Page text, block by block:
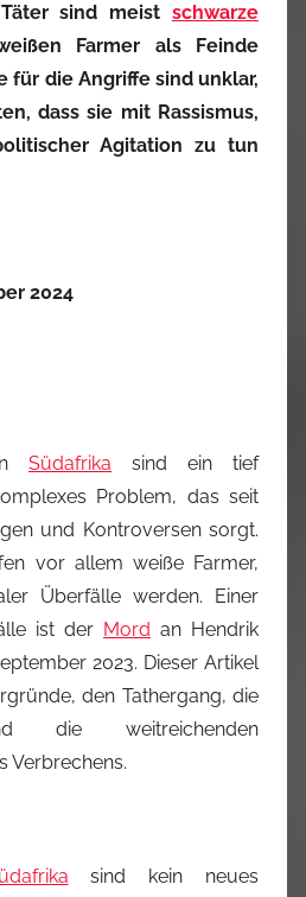
sind meist schwarze
Farmer als Feinde
für die Angriffe sind unklar,
dass sie mit Rassismus,
Agitation zu tun
2024
Südafrika sind ein tief
Problem, das seit
und Kontroversen sorgt.
vor allem weiße Farmer,
Überfälle werden. Einer
ist der Mord an Hendrik
2023. Dieser Artikel
den Tathergang, die
die weitreichenden
Verbrechens.
sind kein neues